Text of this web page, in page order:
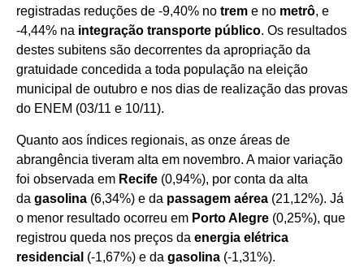
registradas reduções de -9,40% no trem e no metrô, e
-4,44% na integração transporte público. Os resultados
destes subitens são decorrentes da apropriação da
gratuidade concedida a toda população na eleição
municipal de outubro e nos dias de realização das provas
do ENEM (03/11 e 10/11).
Quanto aos índices regionais, as onze áreas de
abrangência tiveram alta em novembro. A maior variação
foi observada em Recife (0,94%), por conta da alta
da gasolina (6,34%) e da passagem aérea (21,12%). Já
o menor resultado ocorreu em Porto Alegre (0,25%), que
registrou queda nos preços da energia elétrica
residencial (-1,67%) e da gasolina (-1,31%).